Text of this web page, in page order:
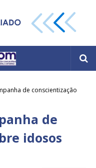
de conscientização
de
idosos